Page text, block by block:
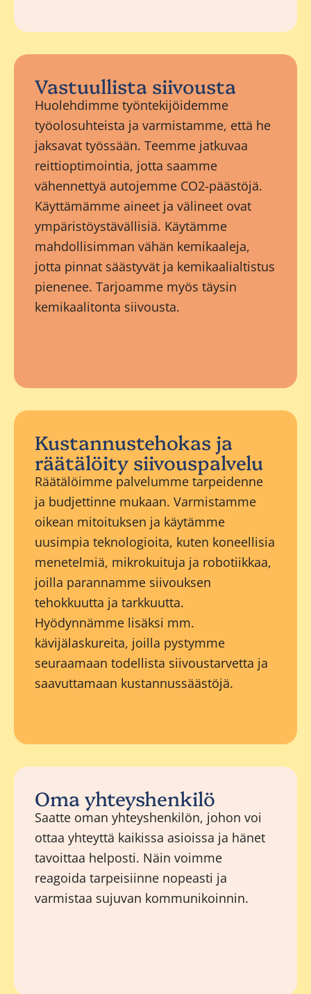
Vastuullista siivousta
Huolehdimme työntekijöidemme
työolosuhteista ja varmistamme, että he
jaksavat työssään. Teemme jatkuvaa
reittioptimointia, jotta saamme
vähennettyä autojemme CO2-päästöjä.
Käyttämämme aineet ja välineet ovat
ympäristöystävällisiä. Käytämme
mahdollisimman vähän kemikaaleja,
jotta pinnat säästyvät ja kemikaalialtistus
pienenee. Tarjoamme myös täysin
kemikaalitonta siivousta.
Kustannustehokas ja
räätälöity siivouspalvelu
Räätälöimme palvelumme tarpeidenne
ja budjettinne mukaan. Varmistamme
oikean mitoituksen ja käytämme
uusimpia teknologioita, kuten koneellisia
menetelmiä, mikrokuituja ja robotiikkaa,
joilla parannamme siivouksen
tehokkuutta ja tarkkuutta.
Hyödynnämme lisäksi mm.
kävijälaskureita, joilla pystymme
seuraamaan todellista siivoustarvetta ja
saavuttamaan kustannussäästöjä.
Oma yhteyshenkilö
Saatte oman yhteyshenkilön, johon voi
ottaa yhteyttä kaikissa asioissa ja hänet
tavoittaa helposti. Näin voimme
reagoida tarpeisiinne nopeasti ja
varmistaa sujuvan kommunikoinnin.